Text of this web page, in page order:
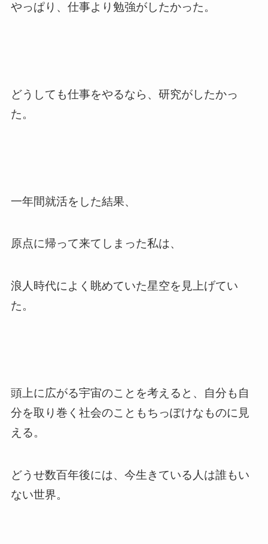
やっぱり、仕事より勉強がしたかった。
どうしても仕事をやるなら、研究がしたかっ
た。
一年間就活をした結果、
原点に帰って来てしまった私は、
浪人時代によく眺めていた星空を見上げてい
た。
頭上に広がる宇宙のことを考えると、自分も自
分を取り巻く社会のこともちっぽけなものに見
える。
どうせ数百年後には、今生きている人は誰もい
ない世界。